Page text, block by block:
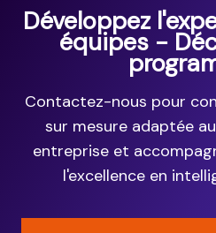
Développez
équipes -
Contactez-nous pour
sur mesure adaptée
entreprise et
l'excellence en